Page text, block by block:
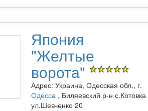
Япония
"Желтые
ворота"
Адрес: Украина, Одесская обл., г.
Одесса , Биляевский р-н с.Котовка
ул.Шевченко 20